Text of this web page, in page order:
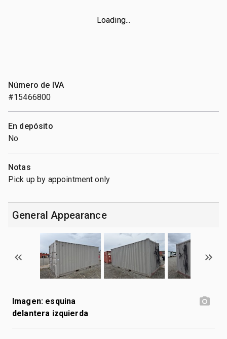
Loading...
Número de IVA
#15466800
En depósito
No
Notas
Pick up by appointment only
General Appearance
Imagen: esquina
delantera izquierda